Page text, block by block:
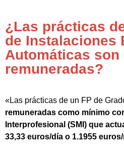
¿Las prácticas
de Instalaciones
Automáticas son
remuneradas?
«Las prácticas de un FP de
remuneradas como mínimo
Interprofesional (SMI) que
33,33 euros/día o 1.1955